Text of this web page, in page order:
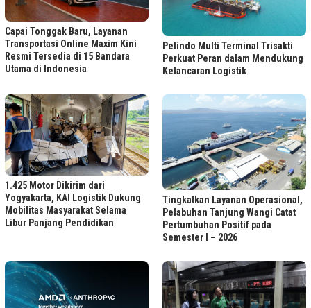
Capai Tonggak Baru, Layanan
Transportasi Online Maxim Kini
Resmi Tersedia di 15 Bandara
Utama di Indonesia
Pelindo Multi Terminal Trisakti
Perkuat Peran dalam Mendukung
Kelancaran Logistik
1.425 Motor Dikirim dari
Yogyakarta, KAI Logistik Dukung
Mobilitas Masyarakat Selama
Libur Panjang Pendidikan
Tingkatkan Layanan Operasional,
Pelabuhan Tanjung Wangi Catat
Pertumbuhan Positif pada
Semester I – 2026